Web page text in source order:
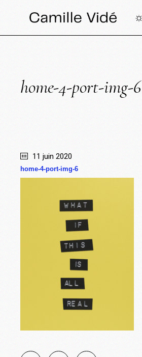
home-4-port-img-6
11 juin 2020
home-4-port-img-6